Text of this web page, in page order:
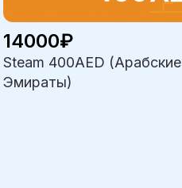
14000₽
Steam 400AED (Арабские
Эмираты)